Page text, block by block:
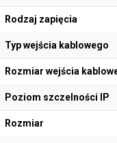
Rodzaj zapięcia
Typ wejścia kablowego
Rozmiar wejścia
Poziom szczelności IP
Rozmiar